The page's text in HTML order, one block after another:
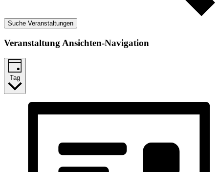
Suche Veranstaltungen
Veranstaltung Ansichten-Navigation
Tag